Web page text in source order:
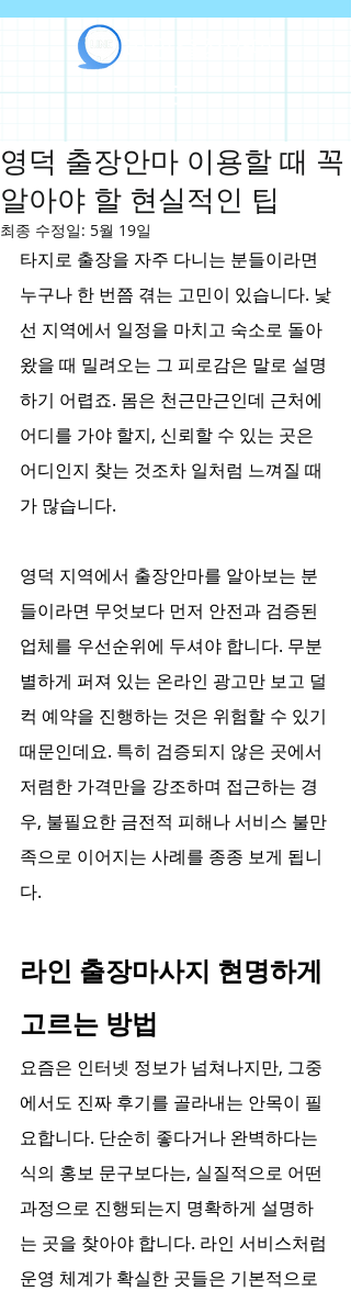
영덕 출장안마 이용할 때 꼭
알아야 할 현실적인 팁
최종 수정일: 5월 19일
타지로 출장을 자주 다니는 분들이라면
누구나 한 번쯤 겪는 고민이 있습니다. 낯
선 지역에서 일정을 마치고 숙소로 돌아
왔을 때 밀려오는 그 피로감은 말로 설명
하기 어렵죠. 몸은 천근만근인데 근처에
어디를 가야 할지, 신뢰할 수 있는 곳은
어디인지 찾는 것조차 일처럼 느껴질 때
가 많습니다.
영덕 지역에서 출장안마를 알아보는 분
들이라면 무엇보다 먼저 안전과 검증된
업체를 우선순위에 두셔야 합니다. 무분
별하게 퍼져 있는 온라인 광고만 보고 덜
컥 예약을 진행하는 것은 위험할 수 있기
때문인데요. 특히 검증되지 않은 곳에서
저렴한 가격만을 강조하며 접근하는 경
우, 불필요한 금전적 피해나 서비스 불만
족으로 이어지는 사례를 종종 보게 됩니
다.
라인 출장마사지 현명하게
고르는 방법
요즘은 인터넷 정보가 넘쳐나지만, 그중
에서도 진짜 후기를 골라내는 안목이 필
요합니다. 단순히 좋다거나 완벽하다는
식의 홍보 문구보다는, 실질적으로 어떤
과정으로 진행되는지 명확하게 설명하
는 곳을 찾아야 합니다. 라인 서비스처럼
운영 체계가 확실한 곳들은 기본적으로